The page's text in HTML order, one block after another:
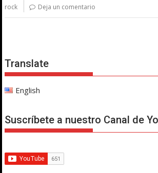
rock
Deja un comentario
Translate
English
Suscríbete a nuestro Canal de